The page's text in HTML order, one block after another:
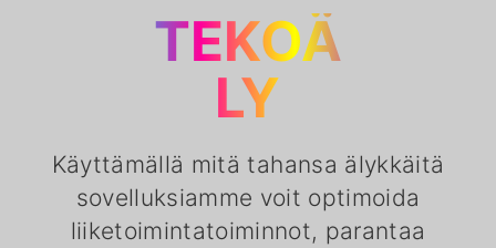
TEKOÄ
LY
Käyttämällä mitä tahansa älykkäitä
sovelluksiamme voit optimoida
liiketoimintatoiminnot, parantaa